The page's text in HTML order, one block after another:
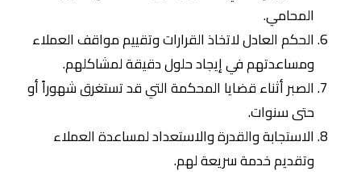
المحامي.
الحكم العادل لاتخاذ القرارات وتقييم مواقف العملاء
ومساعدتهم في إيجاد حلول دقيقة لمشاكلهم.
الصبر أثناء قضايا المحكمة التي قد تستغرق شهوراً أو
حتى سنوات.
الاستجابة والقدرة والاستعداد لمساعدة العملاء
وتقديم خدمة سريعة لهم.